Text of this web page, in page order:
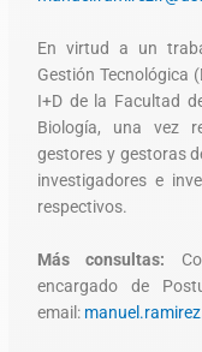
En virtud a un
Gestión Tecnológica
I+D de la Facultad
Biología, una vez
gestores y gestoras
investigadores e
respectivos.
Más consultas:
encargado de
email: